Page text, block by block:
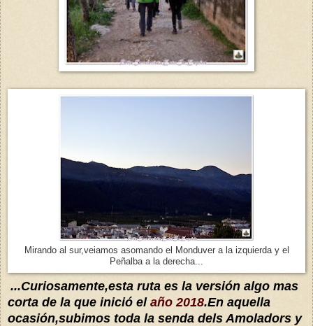
Mirando al sur,veiamos asomando el Monduver a la izquierda y el
Peñalba a la derecha...
...Curiosamente,esta ruta es la versión algo mas
corta de la que inició el año 2018.En aquella
ocasión,subimos toda la senda dels Amoladors y